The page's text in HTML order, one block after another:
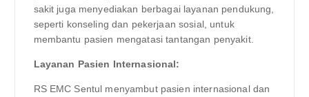
sakit juga menyediakan berbagai layanan pendukung,
seperti konseling dan pekerjaan sosial, untuk
membantu pasien mengatasi tantangan penyakit.
Layanan Pasien Internasional:
RS EMC Sentul menyambut pasien internasional dan